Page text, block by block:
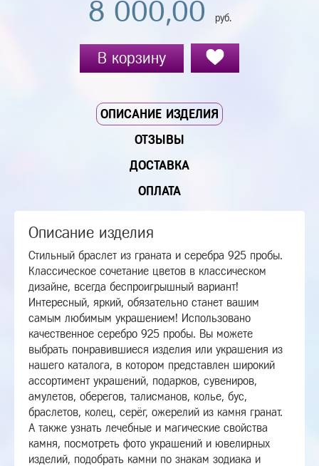
8 000,00 руб.
В корзину
ОПИСАНИЕ ИЗДЕЛИЯ
ОТЗЫВЫ
ДОСТАВКА
ОПЛАТА
Описание изделия
Стильный браслет из граната и серебра 925 пробы.
Классическое сочетание цветов в классическом
дизайне, всегда беспроигрышный вариант!
Интересный, яркий, обязательно станет вашим
самым любимым украшением! Использовано
качественное серебро 925 пробы. Вы можете
выбрать понравившиеся изделия или украшения из
нашего каталога, в котором представлен широкий
ассортимент украшений, подарков, сувениров,
амулетов, оберегов, талисманов, колье, бус,
браслетов, колец, серёг, ожерелий из камня гранат.
А также узнать лечебные и магические свойства
камня, посмотреть фото украшений и ювелирных
изделий, подобрать камни по знакам зодиака и